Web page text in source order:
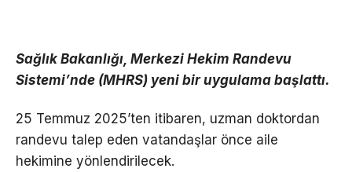
Sağlık Bakanlığı, Merkezi Hekim Randevu
Sistemi’nde (MHRS) yeni bir uygulama başlattı.
25 Temmuz 2025’ten itibaren, uzman doktordan
randevu talep eden vatandaşlar önce aile
hekimine yönlendirilecek.